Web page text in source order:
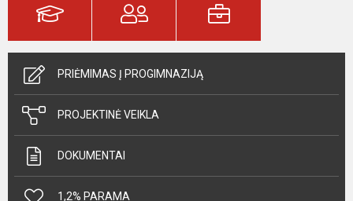
PRIĖMIMAS Į PROGIMNAZIJĄ
PROJEKTINĖ VEIKLA
DOKUMENTAI
1,2% PARAMA